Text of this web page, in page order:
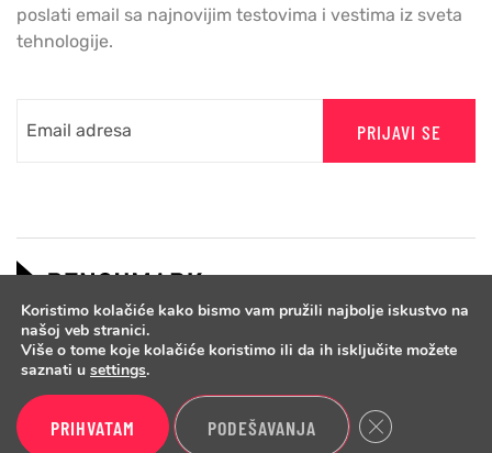
poslati email sa najnovijim testovima i vestima iz sveta
tehnologije.
PRIJAVI SE
Koristimo kolačiće kako bismo vam pružili najbolje iskustvo na
našoj veb stranici.
Više o tome koje kolačiće koristimo ili da ih isključite možete
saznati u settings.
PRIHVATAM PODEŠAVANJA Close GDPR